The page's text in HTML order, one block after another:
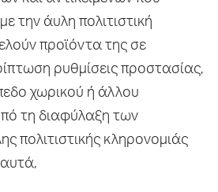
την άυλη πολιτιστική
προϊόντα της σε
ρυθμίσεις προστασίας,
χωρικού ή άλλου
τη διαφύλαξη των
πολιτιστικής κληρονομιάς
αυτά,